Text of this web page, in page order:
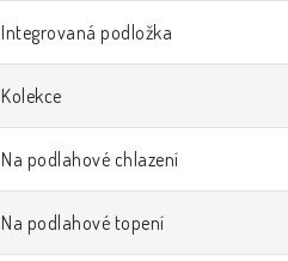
Integrovaná podložka
Kolekce
Na podlahové chlazení
Na podlahové topení